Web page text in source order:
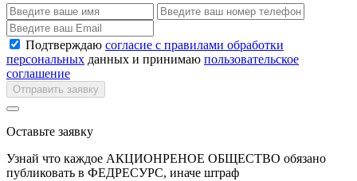
Подтверждаю согласие с правилами обработки
персональных данных и принимаю пользовательское
соглашение
Отправить заявку
Оставьте заявку
Узнай что каждое АКЦИОНРЕНОЕ ОБЩЕСТВО обязано
публиковать в ФЕДРЕСУРС, иначе штраф